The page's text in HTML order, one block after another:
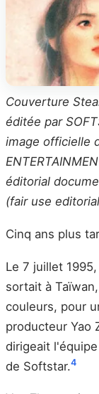
Couverture
éditée par
image officielle
éditorial
(fair use
Cinq ans plus
Le 7 juillet
sortait à
couleurs, pour
producteur Yao
dirigeait
de Softstar.4